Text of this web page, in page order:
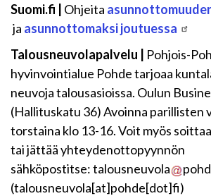
Suomi.fi | Ohjeita
ja asunnottomaksi joutuessa
Talousneuvolapalvelu |
Pohjois-
hyvinvointialue Pohde tarjoaa
neuvoja talousasioissa. Oulun
(Hallituskatu 36) Avoinna parillisten
torstaina klo 13-16. Voit myös
tai jättää yhteydenottopyynnön
sähköpostitse:talousneuvola
(talousneuvola[at]pohde[dot]fi)